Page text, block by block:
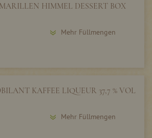
MARILLEN HIMMEL DESSERT BOX
Mehr Füllmengen
KAFFEE LIQUEUR 37,7 % VOL
Mehr Füllmengen